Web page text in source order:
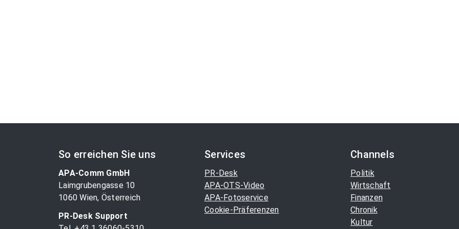
So erreichen Sie uns
APA-Comm GmbH
Laimgrubengasse 10
1060 Wien, Österreich
PR-Desk Support
Services
PR-Desk
APA-OTS-Video
APA-Fotoservice
Cookie-Präferenzen
Channels
Politik
Wirtschaft
Finanzen
Chronik
Kultur